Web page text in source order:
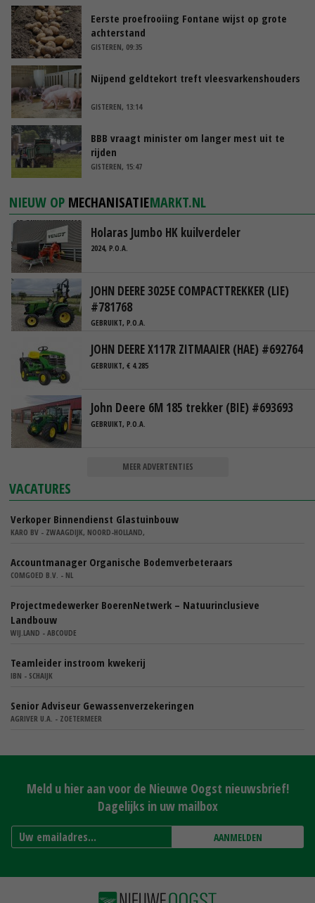
Eerste proefrooiing Fontane wijst op grote
achterstand
GISTEREN, 09:35
Nijpend geldtekort treft vleesvarkenshouders
GISTEREN, 13:14
BBB vraagt minister om langer mest uit te
rijden
GISTEREN, 15:47
NIEUW OP MECHANISATIEMARKT.NL
Holaras Jumbo HK kuilverdeler
2024, P.O.A.
JOHN DEERE 3025E COMPACTTREKKER (LIE)
#781768
GEBRUIKT, P.O.A.
JOHN DEERE X117R ZITMAAIER (HAE) #692764
GEBRUIKT, € 4.285
John Deere 6M 185 trekker (BIE) #693693
GEBRUIKT, P.O.A.
MEER ADVERTENTIES
VACATURES
Verkoper Binnendienst Glastuinbouw
KARO BV - ZWAAGDIJK, NOORD-HOLLAND,
Accountmanager Organische Bodemverbeteraars
COMGOED B.V. - NL
Projectmedewerker BoerenNetwerk – Natuurinclusieve
Landbouw
WIJ.LAND - ABCOUDE
Teamleider instroom kwekerij
IBN - SCHAIJK
Senior Adviseur Gewassenverzekeringen
AGRIVER U.A. - ZOETERMEER
Meld u hier aan voor de Nieuwe Oogst nieuwsbrief!
Dagelijks in uw mailbox
AANMELDEN